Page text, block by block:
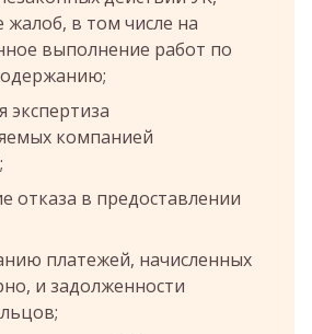
жалоб, в том числе на
выполнение работ по
экспертиза
компанией
отказа в предоставлении
платежей, начисленных
и задолженности